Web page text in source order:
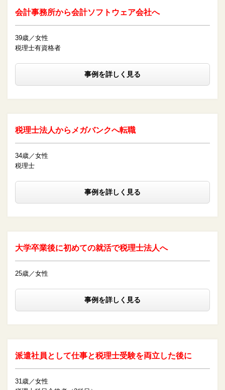
会計事務所から会計ソフトウェア会社へ
39歳／女性
税理士有資格者
事例を詳しく見る
税理士法人からメガバンクへ転職
34歳／女性
税理士
事例を詳しく見る
大学卒業後に初めての就活で税理士法人へ
25歳／女性
事例を詳しく見る
派遣社員として仕事と税理士受験を両立した後に
31歳／女性